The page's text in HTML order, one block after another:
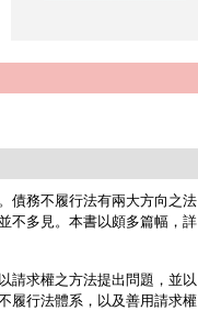
務不履行法有兩大方向之法
不多見。本書以頗多篇幅，詳
求權之方法提出問題，並以
履行法體系，以及善用請求權